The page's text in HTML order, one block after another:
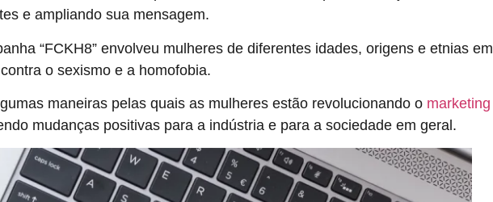
e ampliando sua mensagem.
“FCKH8” envolveu mulheres de diferentes idades, origens e etnias em
o sexismo e a homofobia.
maneiras pelas quais as mulheres estão revolucionando o marketing
mudanças positivas para a indústria e para a sociedade em geral.